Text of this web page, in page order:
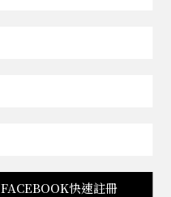
FACEBOOK快速註冊